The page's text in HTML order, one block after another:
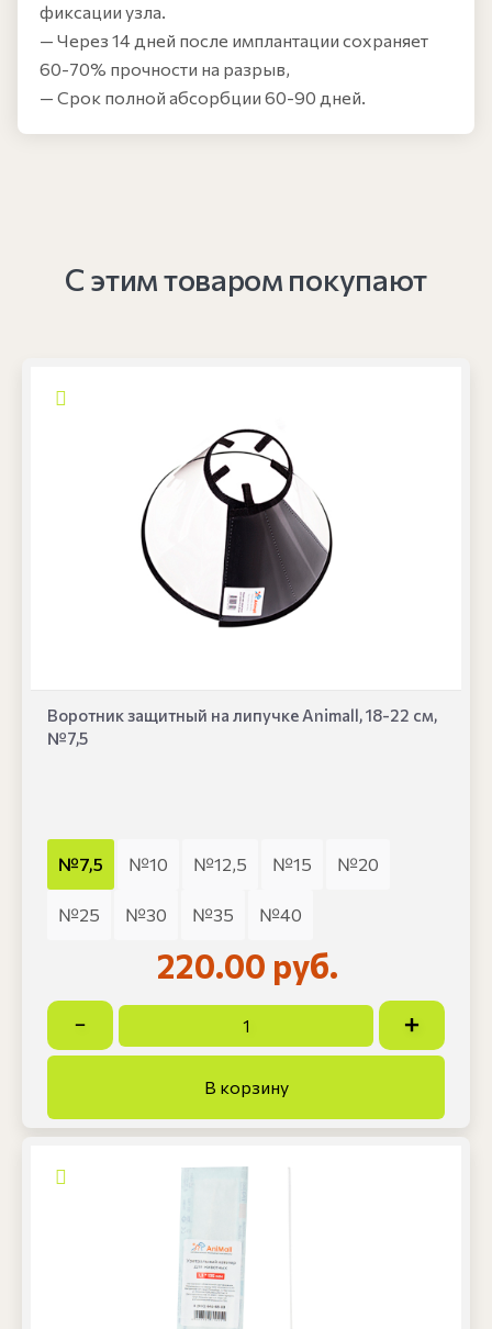
фиксации узла.
— Через 14 дней после имплантации сохраняет
60-70% прочности на разрыв,
— Срок полной абсорбции 60-90 дней.
С этим товаром покупают
Воротник защитный на липучке Animall, 18-22 см,
№7,5
№7,5 №10 №12,5 №15 №20
№25 №30 №35 №40
220.00 руб.